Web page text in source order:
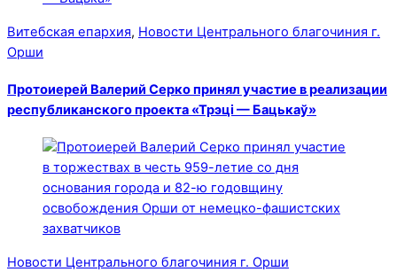
Витебская епархия, Новости Центрального благочиния г.
Орши
Протоиерей Валерий Серко принял участие в реализации
республиканского проекта «Трэці — Бацькаў»
Новости Центрального благочиния г. Орши